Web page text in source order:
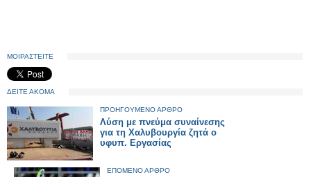
ΜΟΙΡΑΣΤΕΙΤΕ
ΔΕΙΤΕ ΑΚΟΜΑ
ΠΡΟΗΓΟΥΜΕΝΟ ΑΡΘΡΟ
Λύση με πνεύμα συναίνεσης
για τη Χαλυβουργία ζητά ο
υφυπ. Εργασίας
ΕΠΟΜΕΝΟ ΑΡΘΡΟ